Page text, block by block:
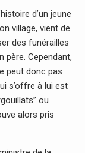
d’un jeune
village, vient de
des funérailles
père. Cependant,
peut donc pas
s’offre à lui est
ou
alors pris